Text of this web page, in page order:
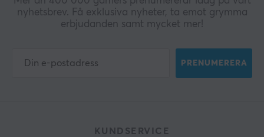
nyhetsbrev. Få exklusiva nyheter, ta emot grymma
erbjudanden samt mycket mer!
PRENUMERERA
KUNDSERVICE